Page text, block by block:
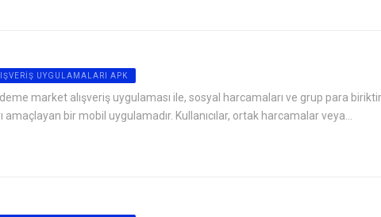
UYGULAMALARI APK
market alışveriş uygulaması ile, sosyal harcamaları ve grup para
amaçlayan bir mobil uygulamadır. Kullanıcılar, ortak harcamalar veya...